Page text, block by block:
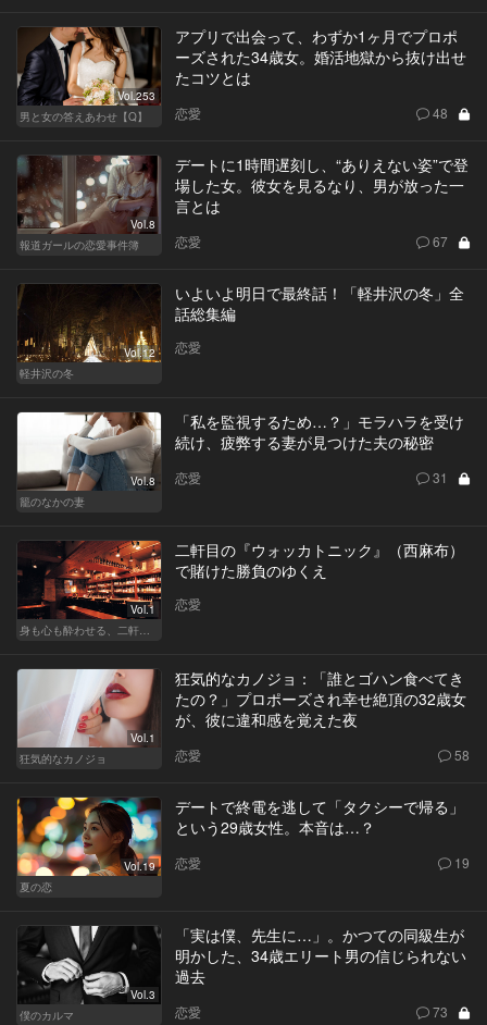
Vol.253
男と女の答えあわせ【Q】
アプリで出会って、わずか1ヶ月でプロポ
ーズされた34歳女。婚活地獄から抜け出せ
たコツとは
恋愛 48
Vol.8
報道ガールの恋愛事件簿
デートに1時間遅刻し、“ありえない姿”で登
場した女。彼女を見るなり、男が放った一
言とは
恋愛 67
Vol.12
軽井沢の冬
いよいよ明日で最終話！「軽井沢の冬」全
話総集編
恋愛
Vol.8
籠のなかの妻
「私を監視するため…？」モラハラを受け
続け、疲弊する妻が見つけた夫の秘密
恋愛 31
Vol.1
二軒目の『ウォッカトニック』（西麻布）
で賭けた勝負のゆくえ
恋愛
Vol.1
狂気的なカノジョ
狂気的なカノジョ：「誰とゴハン食べてき
たの？」プロポーズされ幸せ絶頂の32歳女
が、彼に違和感を覚えた夜
恋愛 58
Vol.19
夏の恋
デートで終電を逃して「タクシーで帰る」
という29歳女性。本音は…？
恋愛 19
Vol.3
僕のカルマ
「実は僕、先生に…」。かつての同級生が
明かした、34歳エリート男の信じられない
過去
恋愛 73